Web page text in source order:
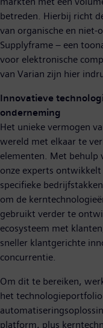
betreden. Hierbij richt
van organische en niet-
Supplyframe – een
voor elektronische
van Varian zijn hier
Innovatieve
onderneming
Het unieke vermogen
wereld met elkaar te
elementen. Met behulp
onze experts
specifieke
om de
gebruikt verder te
ecosysteem met
sneller klantgerichte
concurrentie.
Om dit te bereiken,
het
platform, plus